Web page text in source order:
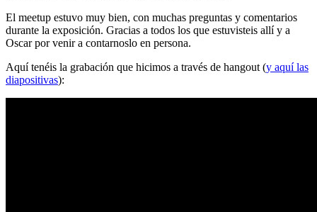
El meetup estuvo muy bien, con muchas preguntas y comentarios
durante la exposición. Gracias a todos los que estuvisteis allí y a
Oscar por venir a contarnoslo en persona.
Aquí tenéis la grabación que hicimos a través de hangout (y aquí las
diapositivas):